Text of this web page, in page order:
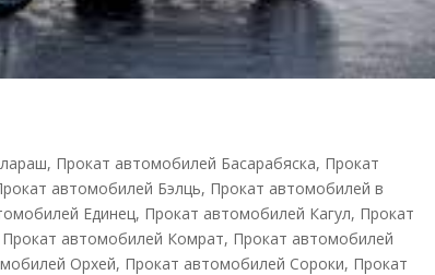
, Прокат автомобилей Басарабяска, Прокат
автомобилей Бэлць, Прокат автомобилей в
Единец, Прокат автомобилей Кагул, Прокат
Прокат автомобилей Комрат, Прокат автомобилей
Орхей, Прокат автомобилей Сороки, Прокат